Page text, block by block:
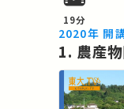
19分
2020年 開
1. 農産